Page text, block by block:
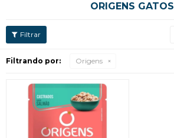
ORIGENS GATOS
Filtrando por: Origens